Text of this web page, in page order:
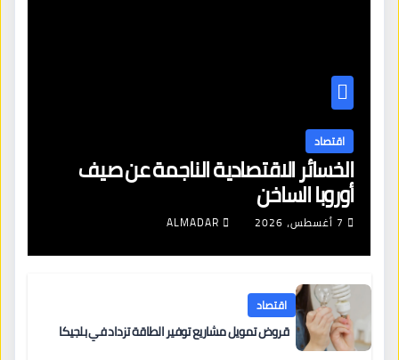
اقتصاد
الخسائر الاقتصادية الناجمة عن صيف
أوروبا الساخن
7 أغسطس، 2026 ALMADAR
اقتصاد
قروض تمويل مشاريع توفير الطاقة تزداد في بلجيكا